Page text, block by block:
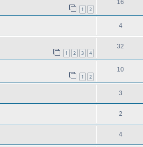
1 2
16
4
1 2 3 4
32
1 2
10
3
2
4